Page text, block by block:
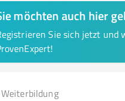
möchten auch hier
Sie sich jetzt und